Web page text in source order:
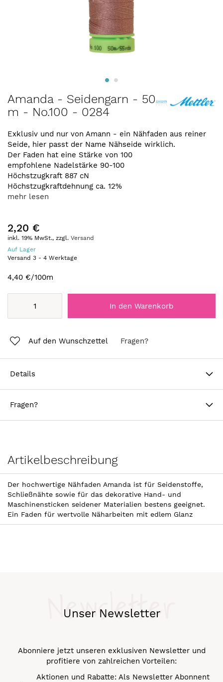
Anfang
der
springen
Amanda - Seidengarn - 50
m - No.100 - 0284
Exklusiv und nur von Amann - ein Nähfaden aus reiner
Seide, hier passt der Name Nähseide wirklich.
Der Faden hat eine Stärke von 100
empfohlene Nadelstärke 90-100
Höchstzugkraft 887 cN
Höchstzugkraftdehnung ca. 12%
mehr lesen
2,20 €
inkl. 19% MwSt., zzgl. Versand
Auf Lager
Versand 3 - 4 Werktage
4,40 €/100m
In den Warenkorb
Auf den Wunschzettel Fragen?
Details
Fragen?
Artikelbeschreibung
Der hochwertige Nähfaden Amanda ist für Seidenstoffe,
Schließnähte sowie für das dekorative Hand- und
Maschinensticken seidener Materialien bestens geeignet.
Ein Faden für wertvolle Näharbeiten mit edlem Glanz
Unser Newsletter
Newsletter
Abonniere jetzt unseren exklusiven Newsletter und
profitiere von zahlreichen Vorteilen:
Aktionen und Rabatte: Als Newsletter Abonnent